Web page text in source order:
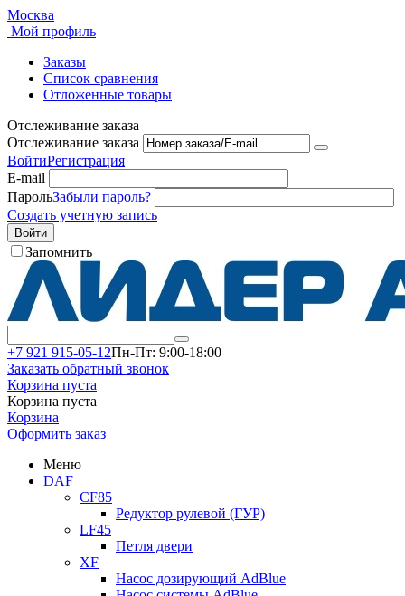
Москва
Мой профиль
Заказы
Список сравнения
Отложенные товары
Отслеживание заказа
Отслеживание заказа
ВойтиРегистрация
E-mail
ПарольЗабыли пароль?
Создать учетную запись
Войти
Запомнить
+7 921 915-05-12Пн-Пт: 9:00-18:00
Заказать обратный звонок
Корзина пуста
Корзина пуста
Корзина
Оформить заказ
Меню
DAF
CF85
Редуктор рулевой (ГУР)
LF45
Петля двери
XF
Насос дозирующий AdBlue